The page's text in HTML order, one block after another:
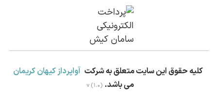
کلیه حقوق این سایت متعلق به شرکت آواپرداز کیهان کریمان
می باشد. v (1.0)بستن!